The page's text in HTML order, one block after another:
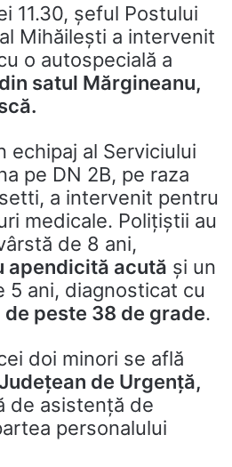
11.30, şeful Postului
Mihăileşti a intervenit
o autospecială a
satul Mărgineanu,
echipaj al Serviciului
pe DN 2B, pe raza
a intervenit pentru
medicale. Poliţiştii au
de 8 ani,
apendicită acută şi un
5 ani, diagnosticat cu
peste 38 de grade.
doi minori se află
de Urgenţă,
de asistenţă de
personalului